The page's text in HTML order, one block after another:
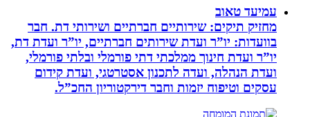
עמיעד טאוב
מחזיק תיקים: שירותיים חברתיים ושירותי דת. חבר
בוועדות: יו”ר ועדת שירותים חברתיים, יו”ר ועדת דת,
יו”ר ועדת חינוך ממלכתי דתי פורמלי ובלתי פורמלי,
ועדת הנהלה, ועדה לתכנון אסטרטגי, ועדת קידום
עסקים וטיפוח יזמות וחבר דירקטוריון החכ”ל.